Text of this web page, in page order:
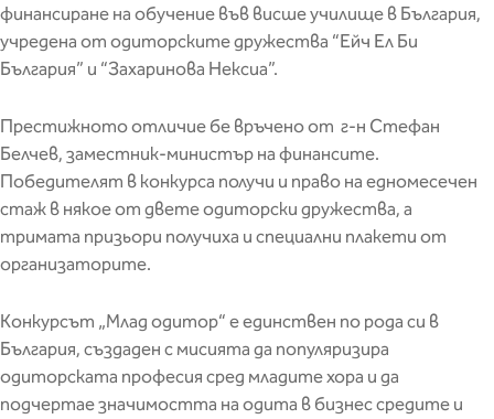
финансиране на обучение във висше училище в България,
учредена от одиторските дружества “Ейч Ел Би
България” и “Захаринова Нексиа”.
Престижното отличие бе връчено от г-н Стефан
Белчев, заместник-министър на финансите.
Победителят в конкурса получи и право на едномесечен
стаж в някое от двете одиторски дружества, а
тримата призьори получиха и специални плакети от
организаторите.
Конкурсът „Млад одитор“ е единствен по рода си в
България, създаден с мисията да популяризира
одиторската професия сред младите хора и да
подчертае значимостта на одита в бизнес средите и